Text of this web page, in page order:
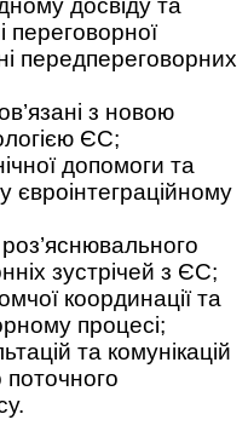
досвіду та
переговорної
передпереговорних
з новою
ЄС;
допомоги та
євроінтеграційному
зустрічей з ЄС;
координації та
процесі;
та комунікацій